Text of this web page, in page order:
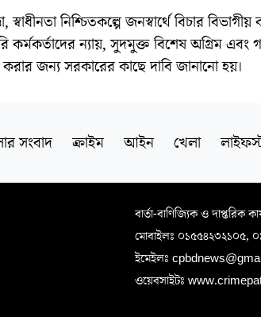
স্বাধীনতা নিশ্চিতকল্পে জনস্বার্থে বিচার বিভাগীয়
কর্মকর্তাদের ন্যায়, সুদমুক্ত বিশেষ অগ্রিম এবং
করার জন্য সরকারের কাছে দাবি জানানো হয়।
সংবাদ ক্রাইম আইন খেলা
বার্তা-বাণিজ্যিক ও
মোবাইলঃ ০১৫৫৪২৩২১০৫,
ইমেইলঃ
ওয়েবসাইটঃ